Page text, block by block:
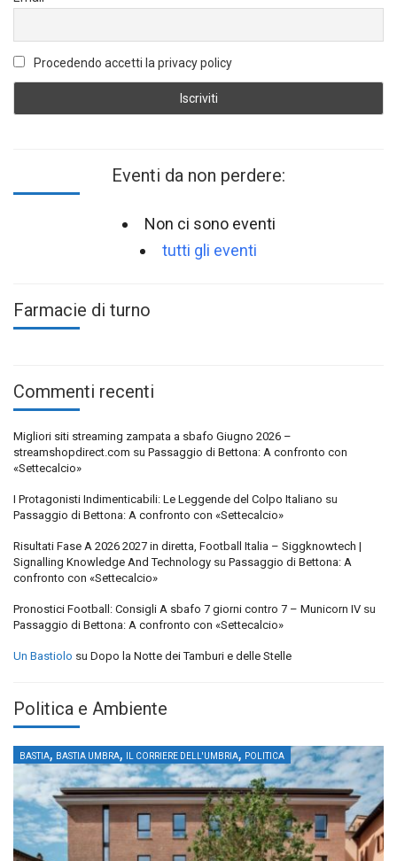
Procedendo accetti la privacy policy
Eventi da non perdere:
Non ci sono eventi
tutti gli eventi
Farmacie di turno
Commenti recenti
Migliori siti streaming zampata a sbafo Giugno 2026 –
streamshopdirect.com su Passaggio di Bettona: A confronto con
«Settecalcio»
I Protagonisti Indimenticabili: Le Leggende del Colpo Italiano su
Passaggio di Bettona: A confronto con «Settecalcio»
Risultati Fase A 2026 2027 in diretta, Football Italia – Siggknowtech |
Signalling Knowledge And Technology su Passaggio di Bettona: A
confronto con «Settecalcio»
Pronostici Football: Consigli A sbafo 7 giorni contro 7 – Municorn IV su
Passaggio di Bettona: A confronto con «Settecalcio»
Un Bastiolo su Dopo la Notte dei Tamburi e delle Stelle
Politica e Ambiente
BASTIA, BASTIA UMBRA, IL CORRIERE DELL'UMBRIA, POLITICA